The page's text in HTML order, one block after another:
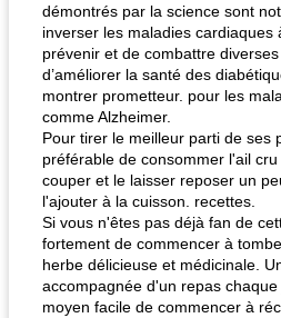
démontrés par la science sont
inverser les maladies cardiaques
prévenir et de combattre
d’améliorer la santé des
montrer prometteur. pour les
comme Alzheimer.
Pour tirer le meilleur parti de ses
préférable de consommer l'ail
couper et le laisser reposer un
l'ajouter à la cuisson. recettes.
Si vous n'êtes pas déjà fan de
fortement de commencer à
herbe délicieuse et médicinale.
accompagnée d'un repas
moyen facile de commencer à